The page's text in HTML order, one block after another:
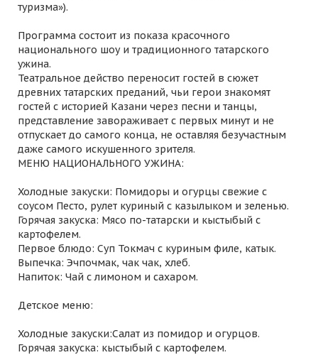
туризма»).
Программа состоит из показа красочного
национального шоу и традиционного татарского
ужина.
Театральное действо переносит гостей в сюжет
древних татарских преданий, чьи герои знакомят
гостей с историей Казани через песни и танцы,
представление завораживает с первых минут и не
отпускает до самого конца, не оставляя безучастным
даже самого искушенного зрителя.
МЕНЮ НАЦИОНАЛЬНОГО УЖИНА:
Холодные закуски: Помидоры и огурцы свежие с
соусом Песто, рулет куриный с казылыком и зеленью.
Горячая закуска: Мясо по-татарски и кыстыбый с
картофелем.
Первое блюдо: Суп Токмач с куриным филе, катык.
Выпечка: Эчпочмак, чак чак, хлеб.
Напиток: Чай с лимоном и сахаром.
Детское меню:
Холодные закуски:Салат из помидор и огурцов.
Горячая закуска: кыстыбый с картофелем.